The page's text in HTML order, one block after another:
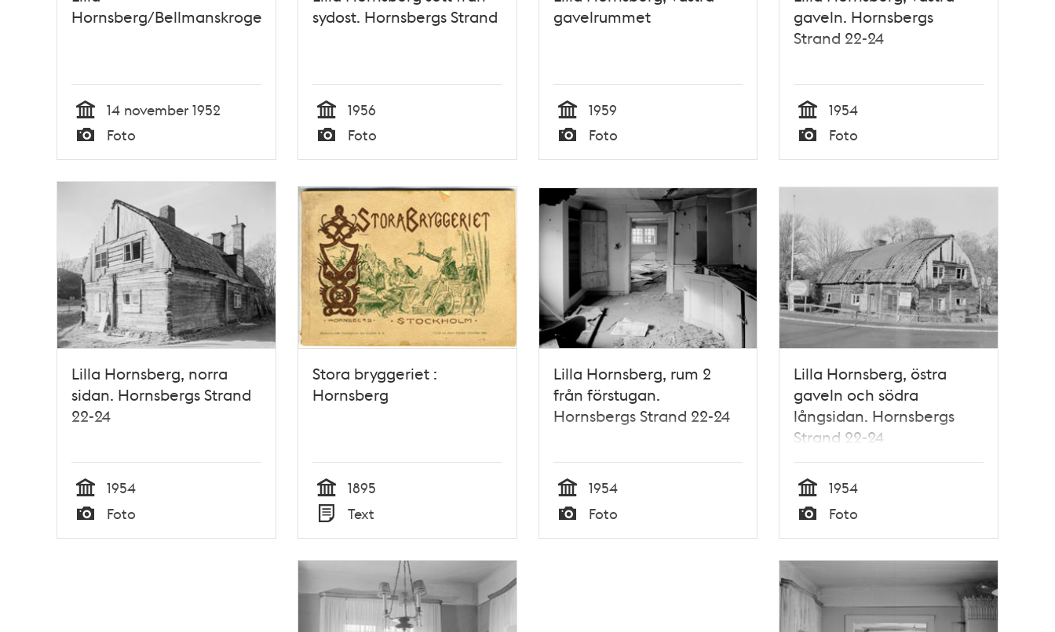
Hornsberg/Bellmanskrogen
Tid
14 november 1952
Typ
Foto
sydost. Hornsbergs Strand
Tid
1956
Typ
Foto
gavelrummet
Tid
1959
Typ
Foto
gaveln. Hornsbergs
Strand 22-24
Tid
1954
Typ
Foto
Lilla Hornsberg, norra
sidan. Hornsbergs Strand
22-24
Tid
1954
Typ
Foto
Stora bryggeriet :
Hornsberg
Tid
1895
Typ
Text
Lilla Hornsberg, rum 2
från förstugan.
Hornsbergs Strand 22-24
Tid
1954
Typ
Foto
Lilla Hornsberg, östra
gaveln och södra
långsidan. Hornsbergs
Strand 22-24
Tid
1954
Typ
Foto